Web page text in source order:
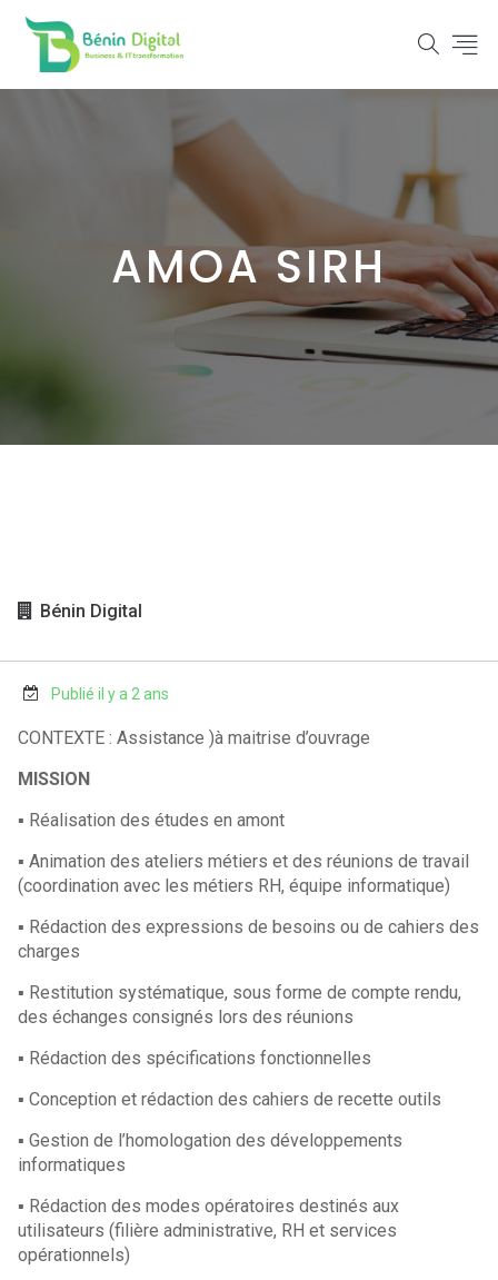
AMOA SIRH
Bénin Digital
Publié il y a 2 ans
CONTEXTE : Assistance )à maitrise d’ouvrage
MISSION
▪ Réalisation des études en amont
▪ Animation des ateliers métiers et des réunions de travail
(coordination avec les métiers RH, équipe informatique)
▪ Rédaction des expressions de besoins ou de cahiers des
charges
▪ Restitution systématique, sous forme de compte rendu,
des échanges consignés lors des réunions
▪ Rédaction des spécifications fonctionnelles
▪ Conception et rédaction des cahiers de recette outils
▪ Gestion de l’homologation des développements
informatiques
▪ Rédaction des modes opératoires destinés aux
utilisateurs (filière administrative, RH et services
opérationnels)